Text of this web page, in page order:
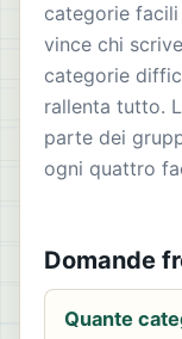
categorie
vince chi
categorie
rallenta tutto.
parte dei
ogni quattro
Domande
Quante